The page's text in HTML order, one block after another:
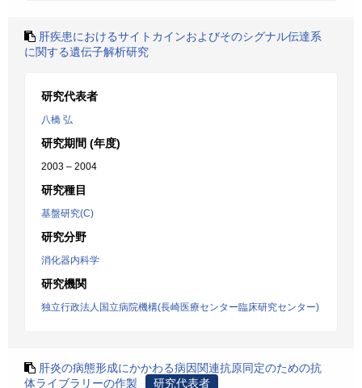
肝疾患におけるサイトカインおよびそのシグナル伝達系
に関する遺伝子解析研究
研究代表者
八橋 弘
研究期間 (年度)
2003 – 2004
研究種目
基盤研究(C)
研究分野
消化器内科学
研究機関
独立行政法人国立病院機構(長崎医療センター臨床研究センター)
肝炎の病態形成にかかわる病因関連抗原同定のための抗
体ライブラリーの作製
研究代表者